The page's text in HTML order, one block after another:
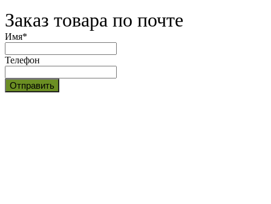
Заказ товара по почте
Имя*
Телефон
Отправить